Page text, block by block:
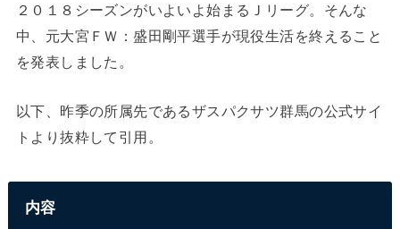
２０１８シーズンがいよいよ始まるＪリーグ。そんな
中、元大宮ＦＷ：盛田剛平選手が現役生活を終えること
を発表しました。
以下、昨季の所属先であるザスパクサツ群馬の公式サイ
トより抜粋して引用。
内容